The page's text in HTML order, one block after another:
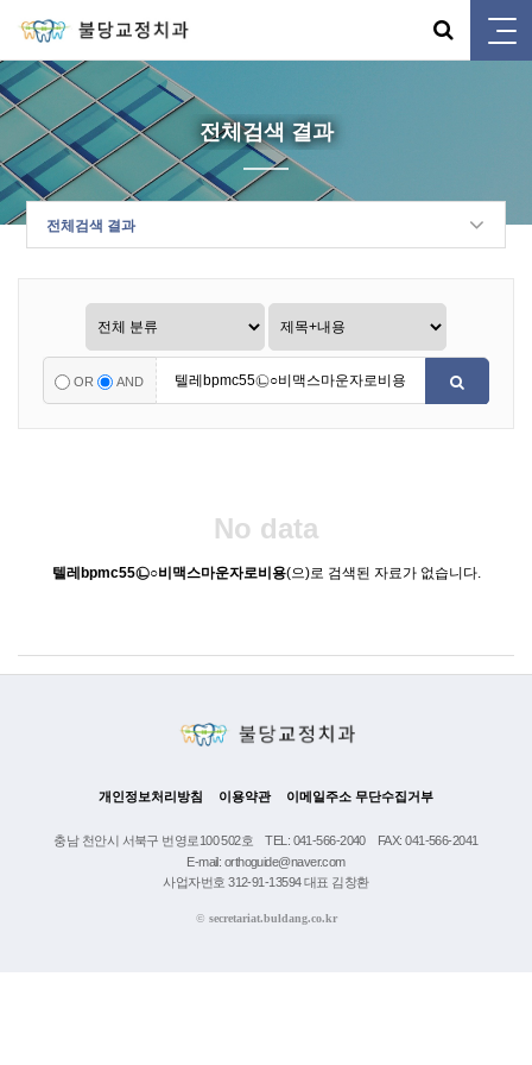
전체검색 결과
전체검색 결과
OR AND
No data
텔레bpmc55㉡○비맥스마운자로비용(으)로 검색된 자료가 없습니다.
개인정보처리방침 이용약관 이메일주소 무단수집거부
충남 천안시 서북구 번영로100 502호 TEL: 041-566-2040
FAX: 041-566-2041
E-mail: orthoguide@naver.com
사업자번호 312-91-13594 대표 김창환
© secretariat.buldang.co.kr